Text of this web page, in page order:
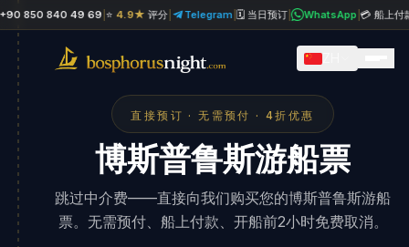
850 840 49 69| ⭐4.9★评分 | Telegram|🗓 当日预订| WhatsApp|💳 船上付款|
直接预订 · 无需预付 · 4折优惠
博斯普鲁斯游船票
跳过中介费——直接向我们购买您的博斯普鲁斯游船
票。无需预付、船上付款、开船前2小时免费取消。